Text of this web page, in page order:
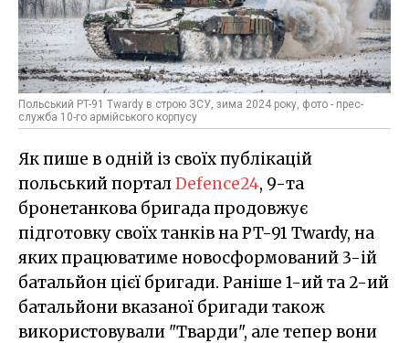
Польський PT-91 Twardy в строю ЗСУ, зима 2024 року, фото - прес-
служба 10-го армійського корпусу
Як пише в одній із своїх публікацій
польський порталDefence24, 9-та
бронетанкова бригада продовжує
підготовку своїх танків на PT-91 Twardy, на
яких працюватиме новосформований 3-ій
батальйон цієї бригади. Раніше 1-ий та 2-ий
батальйони вказаної бригади також
використовували "Тварди", але тепер вони